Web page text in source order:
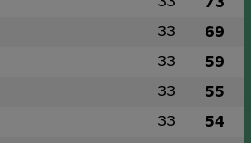
33 69
33 59
33 55
33 54